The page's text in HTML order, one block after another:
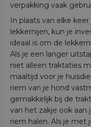
verpakking vaak
In plaats van elke
lekkernijen, kun je
ideaal is om de
Als je een langer
niet alleen traktaties
maaltijd voor je
riem van je hond
gemakkelijk bij de
van het zakje ook aan
riem halen. Als je met